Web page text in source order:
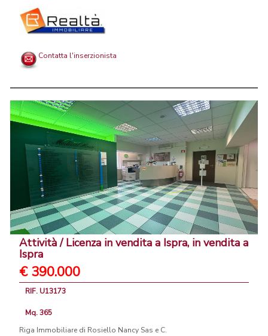
Contatta l'inserzionista
Attività / Licenza in vendita a Ispra, in vendita a
Ispra
€ 390.000
RIF. U13173
Mq. 365
Riga Immobiliare di Rosiello Nancy Sas e C.